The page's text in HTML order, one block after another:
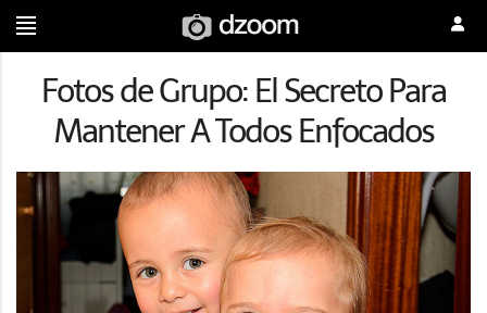
Fotos de Grupo: El Secreto Para
Mantener A Todos Enfocados